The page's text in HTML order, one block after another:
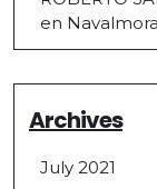
en
Archives
July 2021